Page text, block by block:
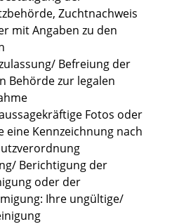
Zuchtnachweis
mit Angaben zu den
Befreiung der
Behörde zur legalen
Fotos oder
eine Kennzeichnung nach
Berichtigung der
oder der
Ihre ungültige/